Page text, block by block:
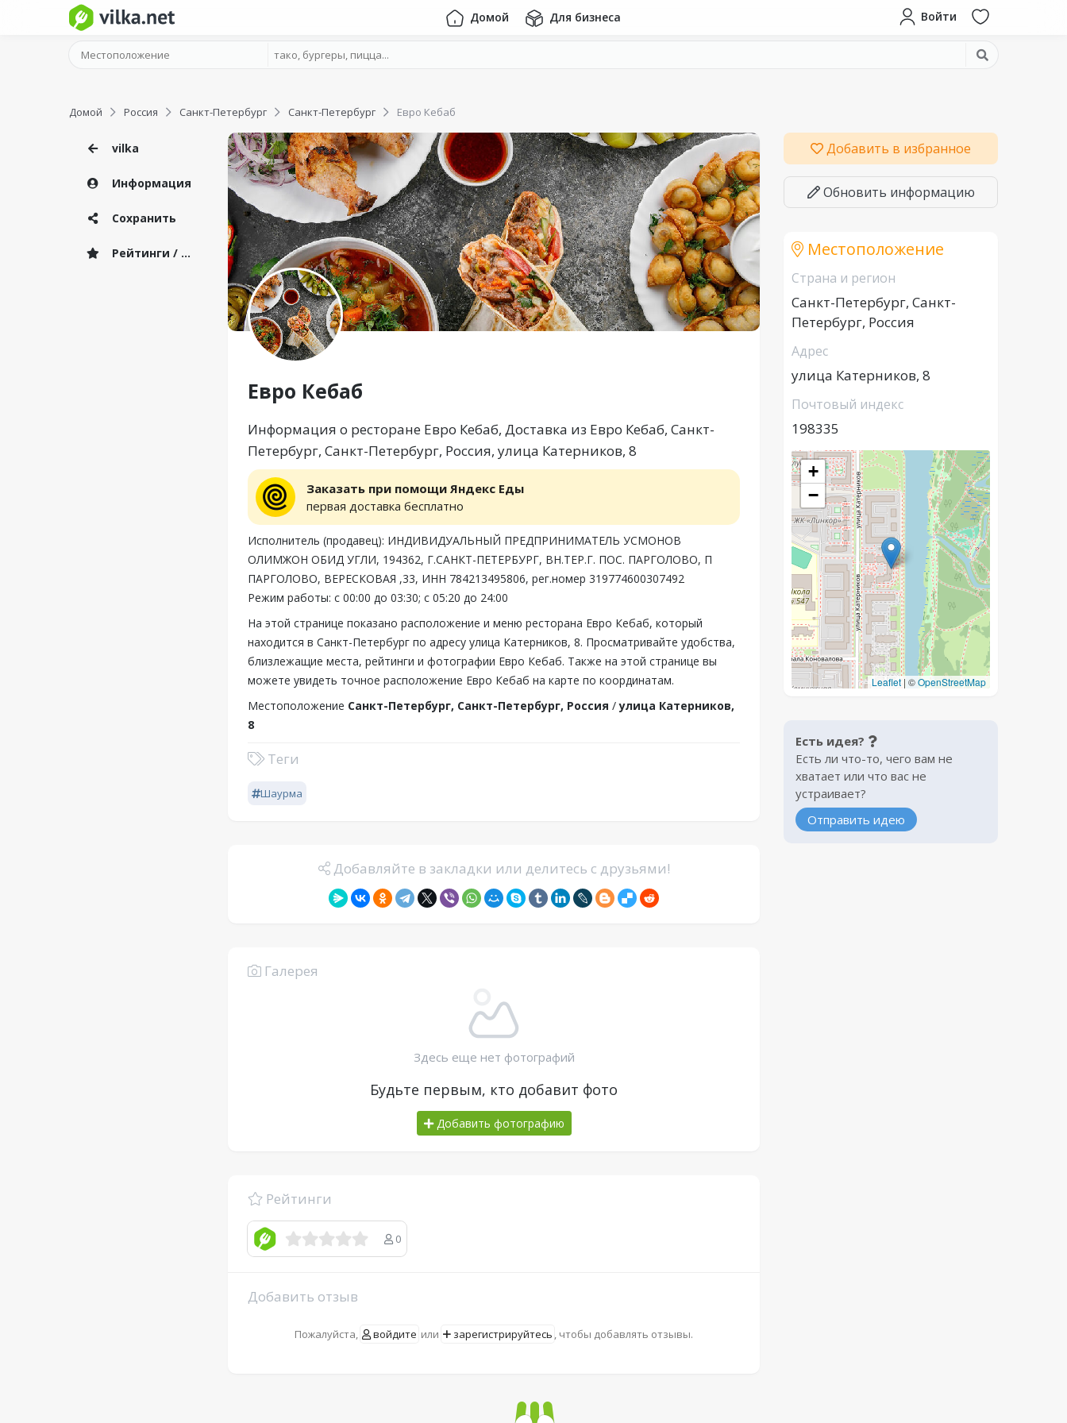
Домой Для бизнеса Войти
Домой Россия Санкт-Петербург Санкт-Петербург Евро Кебаб
vilka
Информация
Сохранить
Рейтинги / Отзывы
Евро Кебаб
Информация о ресторане Евро Кебаб, Доставка из Евро Кебаб, Санкт-
Петербург, Санкт-Петербург, Россия, улица Катерников, 8
Заказать при помощи Яндекс Еды
первая доставка бесплатно
Исполнитель (продавец): ИНДИВИДУАЛЬНЫЙ ПРЕДПРИНИМАТЕЛЬ УСМОНОВ
ОЛИМЖОН ОБИД УГЛИ, 194362, Г.САНКТ-ПЕТЕРБУРГ, ВН.ТЕР.Г. ПОС. ПАРГОЛОВО, П
ПАРГОЛОВО, ВЕРЕСКОВАЯ ,33, ИНН 784213495806, рег.номер 319774600307492
Режим работы: с 00:00 до 03:30; с 05:20 до 24:00
На этой странице показано расположение и меню ресторана Евро Кебаб, который
находится в Санкт-Петербург по адресу улица Катерников, 8. Просматривайте удобства,
близлежащие места, рейтинги и фотографии Евро Кебаб. Также на этой странице вы
можете увидеть точное расположение Евро Кебаб на карте по координатам.
Местоположение Санкт-Петербург, Санкт-Петербург, Россия /улица Катерников,
8
Теги
Шаурма
Добавляйте в закладки или делитесь с друзьями!
Галерея
Здесь еще нет фотографий
Будьте первым, кто добавит фото
Добавить фотографию
Рейтинги
0
Добавить отзыв
Пожалуйста, войдите или зарегистрируйтесь , чтобы добавлять отзывы.
Добавить в избранное
Обновить информацию
Местоположение
Страна и регион
Санкт-Петербург, Санкт-
Петербург, Россия
Адрес
улица Катерников, 8
Почтовый индекс
198335
+
−
Leaflet | ©OpenStreetMap
Есть идея?
Есть ли что-то, чего вам не
хватает или что вас не
устраивает?
Отправить идею